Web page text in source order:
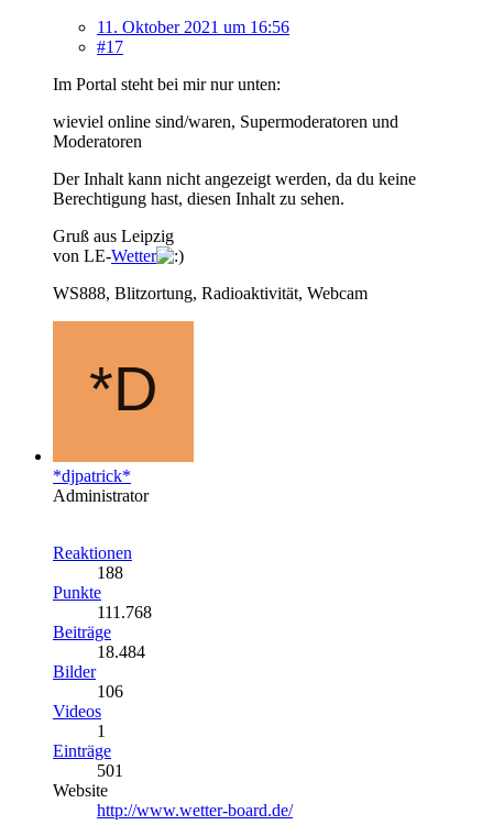
11. Oktober 2021 um 16:56
#17
Im Portal steht bei mir nur unten:
wieviel online sind/waren, Supermoderatoren und
Moderatoren
Der Inhalt kann nicht angezeigt werden, da du keine
Berechtigung hast, diesen Inhalt zu sehen.
Gruß aus Leipzig
von LE-Wetter
WS888, Blitzortung, Radioaktivität, Webcam
*djpatrick*
Administrator
Reaktionen
188
Punkte
111.768
Beiträge
18.484
Bilder
106
Videos
1
Einträge
501
Website
http://www.wetter-board.de/